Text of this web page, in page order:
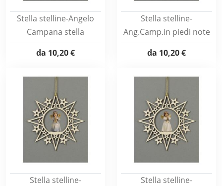
Stella stelline-Angelo
Campana stella
da 10,20 €
Stella stelline-
Ang.Camp.in piedi note
da 10,20 €
Stella stelline-
Stella stelline-